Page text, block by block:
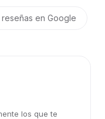
en Google
los que te